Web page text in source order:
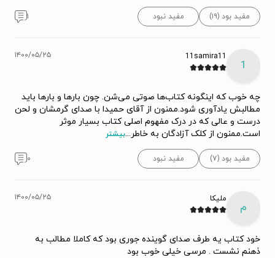
مفید بود (۱۹) مفید نبود ۱
1
11samira11 ۱۴۰۰/۰۵/۲۵
چه خوب که اینگونه کتاب‌ها صوتی می‌شن. چون بارها و بارها باید
مطالبش یادآوری شود.ممنون از آقای حمیدا با صدای گرمشان و لحن
درست و عالی که در درک مفهوم اصلی کتاب بسیار موثر
است.ممنون از کلک آزادگان به خاطر...بیشتر
مفید بود (۷) مفید نبود ۰
م
ملیکا ۱۴۰۰/۰۵/۲۵
خود کتاب یه طرف صدای گوینده جوری بود که کاملا مطالب به
ذهنم نشست . مرسی خیلی خوب بود